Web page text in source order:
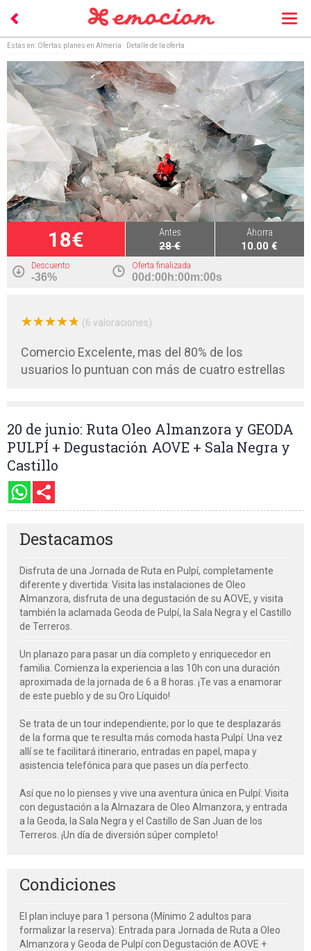
Estas en: Ofertas planes en Almería · Detalle de la oferta
18€ Antes
28 €
Ahorra
10.00 €
Descuento
-36%
Oferta finalizada
00d:00h:00m:00s
★★★★★
★★★★★ (6 valoraciones)
Comercio Excelente, mas del 80% de los
usuarios lo puntuan con más de cuatro estrellas
20 de junio: Ruta Oleo Almanzora y GEODA
PULPÍ + Degustación AOVE + Sala Negra y
Castillo
Destacamos
Disfruta de una Jornada de Ruta en Pulpí, completamente
diferente y divertida: Visita las instalaciones de Oleo
Almanzora, disfruta de una degustación de su AOVE, y visita
también la aclamada Geoda de Pulpí, la Sala Negra y el Castillo
de Terreros.
Un planazo para pasar un día completo y enriquecedor en
familia. Comienza la experiencia a las 10h con una duración
aproximada de la jornada de 6 a 8 horas. ¡Te vas a enamorar
de este pueblo y de su Oro Líquido!
Se trata de un tour independiente; por lo que te desplazarás
de la forma que te resulta más comoda hasta Pulpí. Una vez
allí se te facilitará itinerario, entradas en papel, mapa y
asistencia telefónica para que pases un día perfecto.
Así que no lo pienses y vive una aventura única en Pulpí: Visita
con degustación a la Almazara de Oleo Almanzora, y entrada
a la Geoda, la Sala Negra y el Castillo de San Juan de los
Terreros. ¡Un día de diversión súper completo!
Condiciones
El plan incluye para 1 persona (Mínimo 2 adultos para
formalizar la reserva): Entrada para Jornada de Ruta a Oleo
Almanzora y Geoda de Pulpí con Degustación de AOVE +